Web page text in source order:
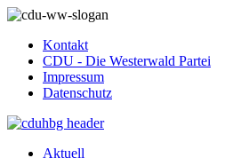
Kontakt
CDU - Die Westerwald Partei
Impressum
Datenschutz
Aktuell